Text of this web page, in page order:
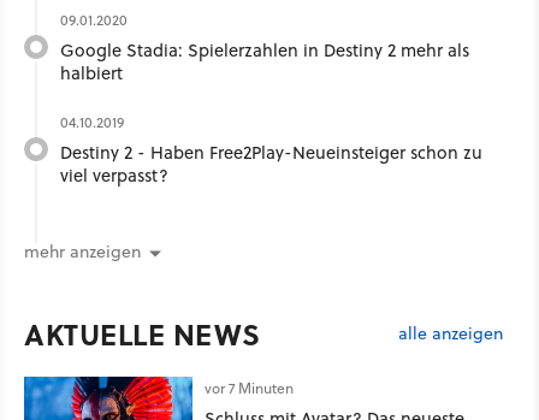
09.01.2020
Google Stadia: Spielerzahlen in Destiny 2 mehr als
halbiert
04.10.2019
Destiny 2 - Haben Free2Play-Neueinsteiger schon zu
viel verpasst?
mehr anzeigen
AKTUELLE NEWS alle anzeigen
vor 7 Minuten